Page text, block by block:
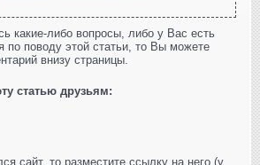
какие-либо вопросы, либо у Вас есть
по поводу этой статьи, то Вы можете
внизу страницы.
статью друзьям:
сайт, то разместите ссылку на него (у